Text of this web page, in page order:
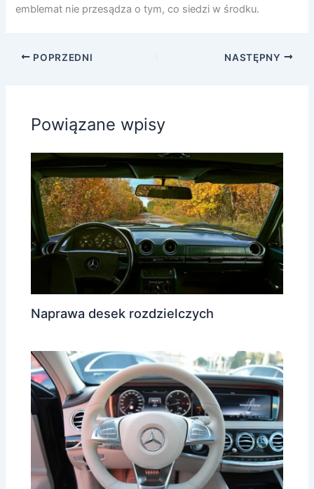
emblemat nie przesądza o tym, co siedzi w środku.
POPRZEDNI NASTĘPNY
Powiązane wpisy
Naprawa desek rozdzielczych